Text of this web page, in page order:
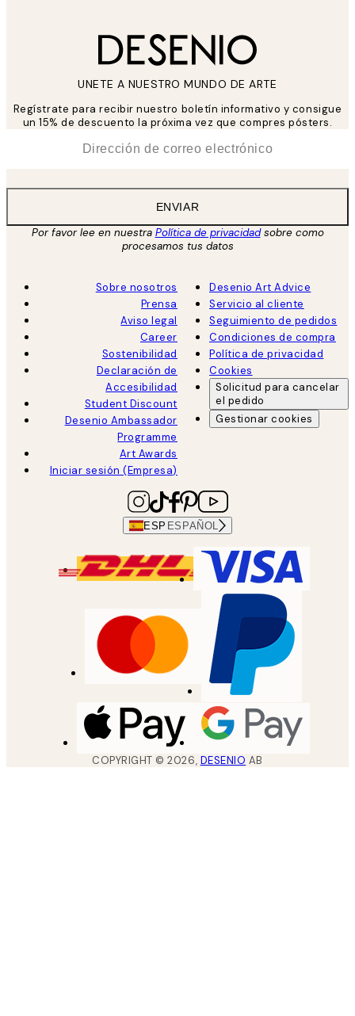
UNETE A NUESTRO MUNDO DE ARTE
Regístrate para recibir nuestro boletín informativo y consigue
un 15% de descuento la próxima vez que compres pósters.
ENVIAR
Por favor lee en nuestra Política de privacidadsobre como
procesamos tus datos
Sobre nosotros
Prensa
Aviso legal
Career
Sostenibilidad
Declaración de
Accesibilidad
Student Discount
Desenio Ambassador
Programme
Art Awards
Iniciar sesión (Empresa)
Desenio Art Advice
Servicio al cliente
Seguimiento de pedidos
Condiciones de compra
Política de privacidad
Cookies
Solicitud para cancelar
el pedido
Gestionar cookies
ESP ESPAÑOL
COPYRIGHT ©2026, DESENIO AB